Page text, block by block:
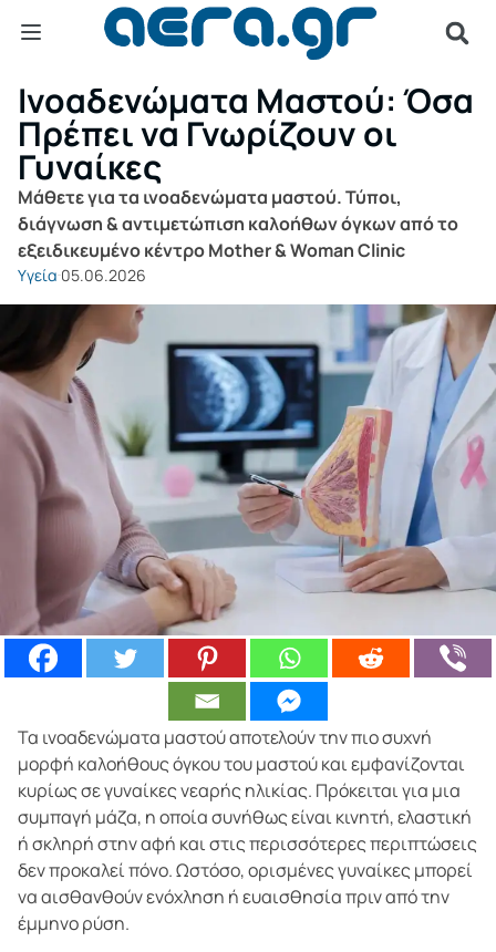
Ινοαδενώματα Μαστού: Όσα
Πρέπει να Γνωρίζουν οι
Γυναίκες
Μάθετε για τα ινοαδενώματα μαστού. Τύποι,
διάγνωση & αντιμετώπιση καλοήθων όγκων από το
εξειδικευμένο κέντρο Mother & Woman Clinic
Υγεία 05.06.2026
Τα ινοαδενώματα μαστού αποτελούν την πιο συχνή
μορφή καλοήθους όγκου του μαστού και εμφανίζονται
κυρίως σε γυναίκες νεαρής ηλικίας. Πρόκειται για μια
συμπαγή μάζα, η οποία συνήθως είναι κινητή, ελαστική
ή σκληρή στην αφή και στις περισσότερες περιπτώσεις
δεν προκαλεί πόνο. Ωστόσο, ορισμένες γυναίκες μπορεί
να αισθανθούν ενόχληση ή ευαισθησία πριν από την
έμμηνο ρύση.